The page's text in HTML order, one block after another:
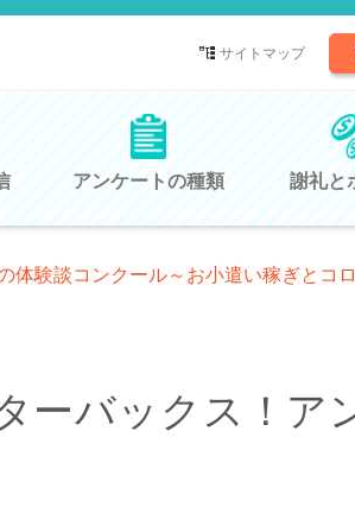
サイトマップ
アンケートの種類 謝礼と
体験談コンクール～お小遣い稼ぎとコ
ーバックス！ア